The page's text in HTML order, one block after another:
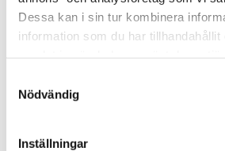
Dessa kan i sin tur kombinera
information som du har tillhandahållit
Nödvändig
Inställningar
Varumärken / Björbo Badrum /
Varumärken / Björbo Badrum /